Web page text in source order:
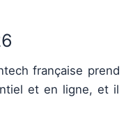
française prend
et en ligne, et il